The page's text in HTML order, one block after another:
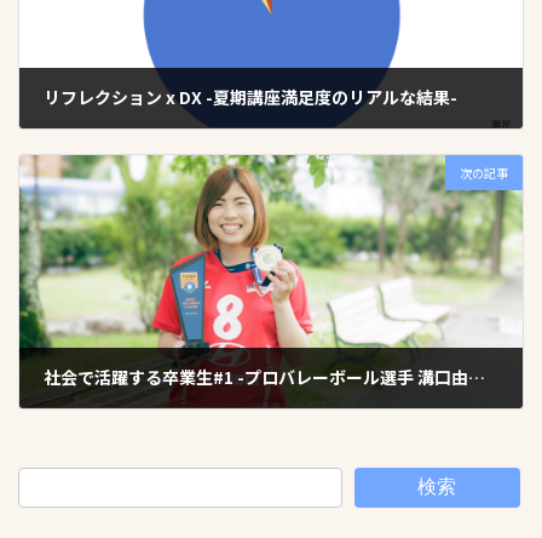
リフレクション x DX -夏期講座満足度のリアルな結果-
次の記事
社会で活躍する卒業生#1 -プロバレーボール選手 溝口由利香さん-
検索